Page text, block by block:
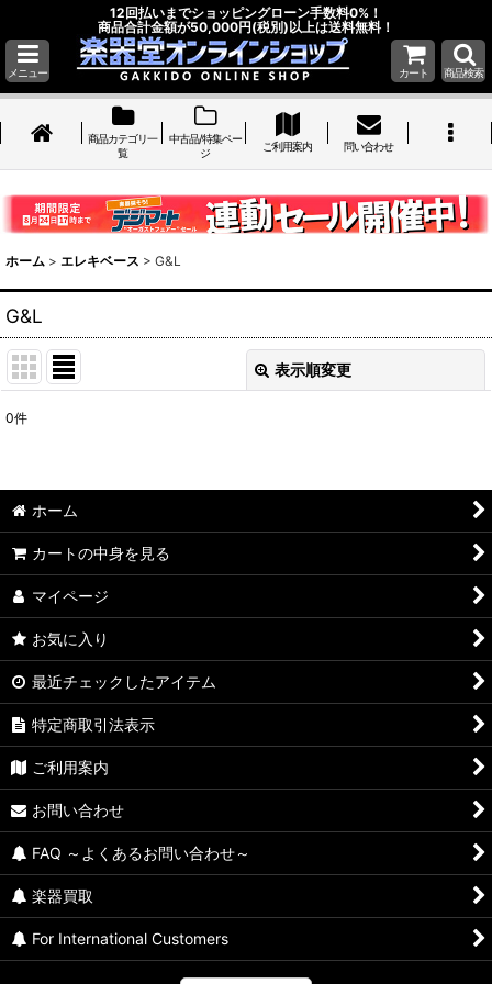
12回払いまでショッピングローン手数料0%！
商品合計金額が50,000円(税別)以上は送料無料！
メニュー カート 商品検索
商品カテゴリ一
覧
中古品/特集ペー
ジ
ご利用案内 問い合わせ
ホーム > エレキベース > G&L
G&L
表示順変更
並び順:
0件
ホーム
カートの中身を見る
マイページ
お気に入り
最近チェックしたアイテム
特定商取引法表示
ご利用案内
お問い合わせ
FAQ ～よくあるお問い合わせ～
楽器買取
For International Customers